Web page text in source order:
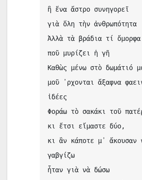
ἢ ἕνα ἄστρο συνηγορεῖ
γιὰ ὅλη τὴν ἀνθρωπότητα
Ἀλλὰ τὰ βράδια τί ὄμορφα
ποῦ μυρίζει ἡ γῆ
Καθὼς μένω στὸ δωμάτιό
μοῦ ᾿ρχονται ἄξαφνα
ἰδέες
Φοράω τὸ σακάκι τοῦ
κι ἔτσι εἴμαστε δύο,
κι ἂν κάποτε μ᾿ ἄκουσαν
γαβγίζω
ἦταν γιὰ νὰ δώσω